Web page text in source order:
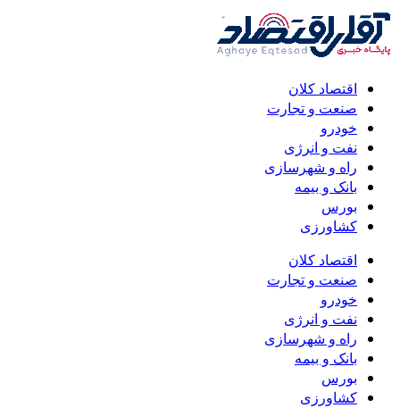
اقتصاد کلان
صنعت و تجارت
خودرو
نفت و انرژی
راه و شهرسازی
بانک و بیمه
بورس
کشاورزی
اقتصاد کلان
صنعت و تجارت
خودرو
نفت و انرژی
راه و شهرسازی
بانک و بیمه
بورس
کشاورزی